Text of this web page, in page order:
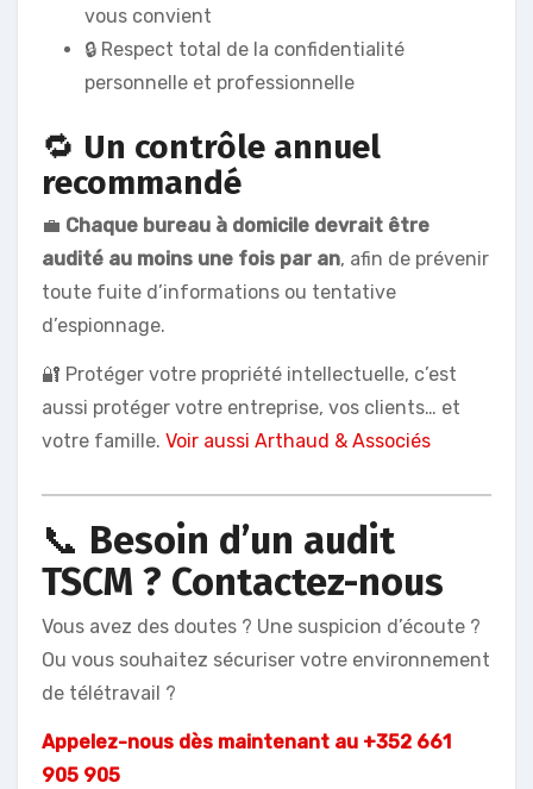
vous convient
🔒 Respect total de la confidentialité
personnelle et professionnelle
🔁 Un contrôle annuel
recommandé
💼 Chaque bureau à domicile devrait être
audité au moins une fois par an, afin de prévenir
toute fuite d’informations ou tentative
d’espionnage.
🔐 Protéger votre propriété intellectuelle, c’est
aussi protéger votre entreprise, vos clients… et
votre famille. Voir aussi Arthaud & Associés
📞 Besoin d’un audit
TSCM ? Contactez-nous
Vous avez des doutes ? Une suspicion d’écoute ?
Ou vous souhaitez sécuriser votre environnement
de télétravail ?
Appelez-nous dès maintenant au +352 661
905 905